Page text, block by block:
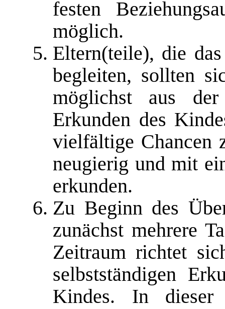
festen
möglich.
Eltern(teile), die
begleiten, sollten
möglichst aus der
Erkunden des
vielfältige Chancen
neugierig und mit
erkunden.
Zu Beginn des
zunächst mehrere
Zeitraum richtet
selbstständigen
Kindes. In dieser